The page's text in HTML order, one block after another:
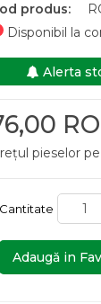
produs:
Disponibil la
Alerta
pieselor
Cantitate
Adaugă in